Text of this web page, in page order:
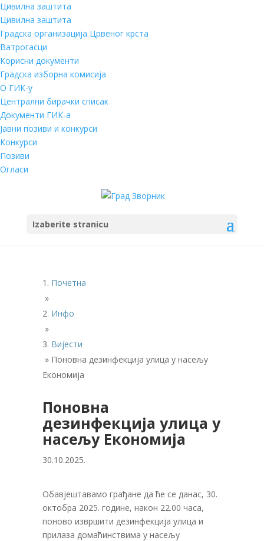
Цивилна заштита
Цивилна заштита
Градска организација Црвеног крста
Ватрогасци
Корисни документи
Градска изборна комисија
О ГИК-у
Централни бирачки списак
Документи ГИК-а
Јавни позиви и конкурси
Конкурси
Позиви
Огласи
Izaberite stranicu
Почетна
»
Инфо
»
Вијести
» Поновна дезинфекција улица у насељу
Економија
Поновна
дезинфекција улица у
насељу Економија
30.10.2025.
Обавјештавамо грађане да ће се данас, 30.
октобра 2025. године, након 22.00 часа,
поново извршити дезинфекција улица и
прилаза домаћинствима у насељу